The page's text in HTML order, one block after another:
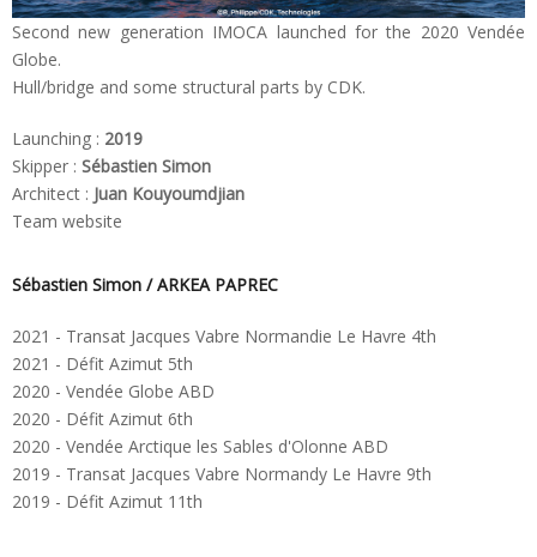
Second new generation IMOCA launched for the 2020 Vendée
Globe.
Hull/bridge and some structural parts by CDK.
Launching : 2019
Skipper : Sébastien Simon
Architect : Juan Kouyoumdjian
Team website
Sébastien Simon / ARKEA PAPREC
2021 - Transat Jacques Vabre Normandie Le Havre 4th
2021 - Défit Azimut 5th
2020 - Vendée Globe ABD
2020 - Défit Azimut 6th
2020 - Vendée Arctique les Sables d'Olonne ABD
2019 - Transat Jacques Vabre Normandy Le Havre 9th
2019 - Défit Azimut 11th